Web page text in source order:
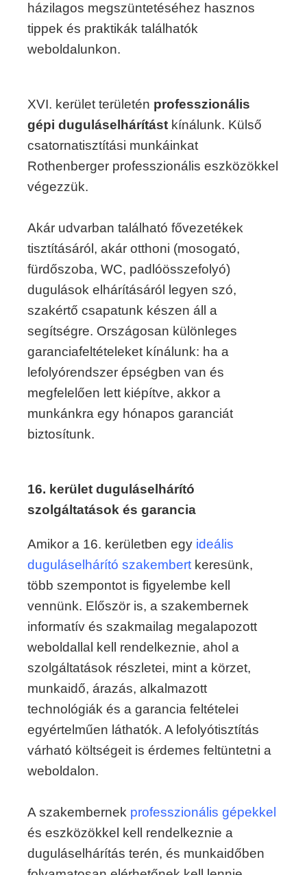
házilagos megszüntetéséhez hasznos
tippek és praktikák találhatók
weboldalunkon.
XVI. kerület területén professzionális
gépi duguláselhárítást kínálunk. Külső
csatornatisztítási munkáinkat
Rothenberger professzionális eszközökkel
végezzük.
Akár udvarban található fővezetékek
tisztításáról, akár otthoni (mosogató,
fürdőszoba, WC, padlóösszefolyó)
dugulások elhárításáról legyen szó,
szakértő csapatunk készen áll a
segítségre. Országosan különleges
garanciafeltételeket kínálunk: ha a
lefolyórendszer épségben van és
megfelelően lett kiépítve, akkor a
munkánkra egy hónapos garanciát
biztosítunk.
16. kerület duguláselhárító
szolgáltatások és garancia
Amikor a 16. kerületben egy ideális
duguláselhárító szakembert keresünk,
több szempontot is figyelembe kell
vennünk. Először is, a szakembernek
informatív és szakmailag megalapozott
weboldallal kell rendelkeznie, ahol a
szolgáltatások részletei, mint a körzet,
munkaidő, árazás, alkalmazott
technológiák és a garancia feltételei
egyértelműen láthatók. A lefolyótisztítás
várható költségeit is érdemes feltüntetni a
weboldalon.
A szakembernek professzionális gépekkel
és eszközökkel kell rendelkeznie a
duguláselhárítás terén, és munkaidőben